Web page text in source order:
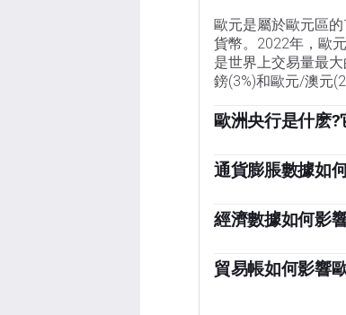
歐元是屬於歐元區
貨幣。2022年，歐
是世界上交易量最
鎊(3%)和歐元/澳元
歐洲央行是什麽
幣政策。歐洲央行
常對歐元有利，反
定。決定是由歐元
通貨膨脹數據如
果通貨膨脹率高於
作為全球投資者投
經濟數據如何影
業pmi、就業和消費
貿易帳如何影響